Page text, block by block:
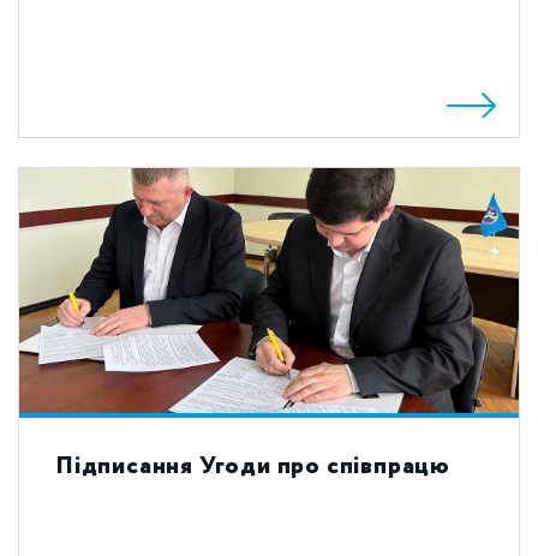
Підписання Угоди про співпрацю